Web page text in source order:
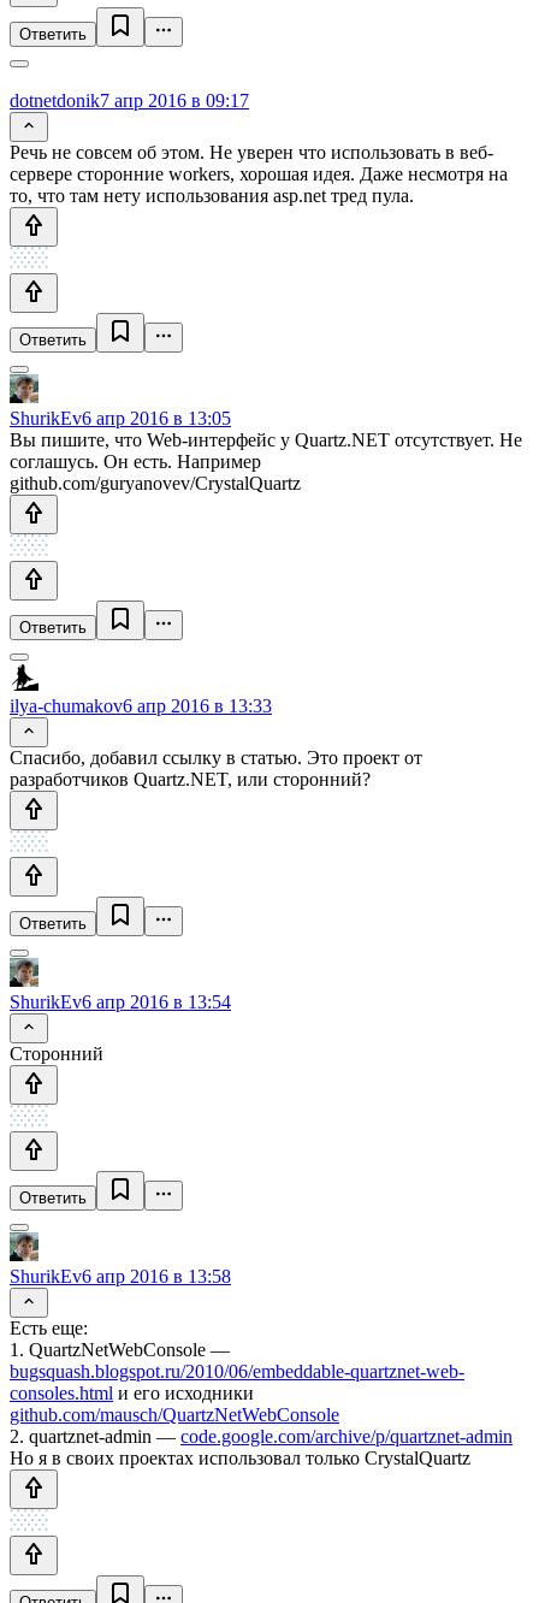
Ответить
dotnetdonik7 апр 2016 в 09:17
Речь не совсем об этом. Не уверен что использовать в веб-
сервере сторонние workers, хорошая идея. Даже несмотря на
то, что там нету использования asp.net тред пула.
Ответить
ShurikEv6 апр 2016 в 13:05
Вы пишите, что Web-интерфейс у Quartz.NET отсутствует. Не
соглашусь. Он есть. Например
github.com/guryanovev/CrystalQuartz
Ответить
ilya-chumakov6 апр 2016 в 13:33
Спасибо, добавил ссылку в статью. Это проект от
разработчиков Quartz.NET, или сторонний?
Ответить
ShurikEv6 апр 2016 в 13:54
Сторонний
Ответить
ShurikEv6 апр 2016 в 13:58
Есть еще:
1. QuartzNetWebConsole —
bugsquash.blogspot.ru/2010/06/embeddable-quartznet-web-
consoles.html и его исходники
github.com/mausch/QuartzNetWebConsole
2. quartznet-admin — code.google.com/archive/p/quartznet-admin
Но я в своих проектах использовал только CrystalQuartz